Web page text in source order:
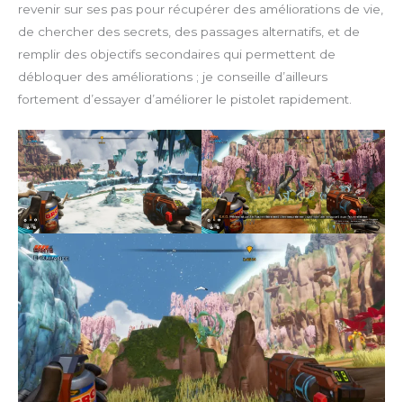
revenir sur ses pas pour récupérer des améliorations de vie,
de chercher des secrets, des passages alternatifs, et de
remplir des objectifs secondaires qui permettent de
débloquer des améliorations ; je conseille d’ailleurs
fortement d’essayer d’améliorer le pistolet rapidement.